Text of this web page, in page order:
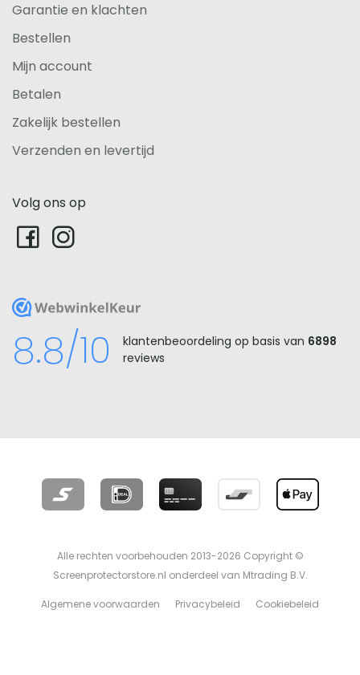
Garantie en klachten
Bestellen
Mijn account
Betalen
Zakelijk bestellen
Verzenden en levertijd
Volg ons op
WebwinkelKeur
8.8/10 klantenbeoordeling op basis van 6898
reviews
Alle rechten voorbehouden 2013-2026 Copyright ©
Screenprotectorstore.nl onderdeel van Mtrading B.V.
Algemene voorwaarden Privacybeleid Cookiebeleid